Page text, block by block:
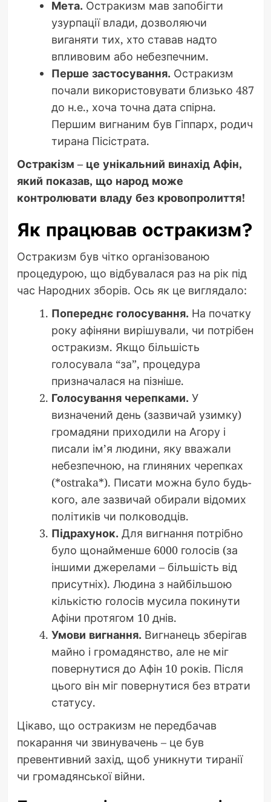
Мета. Остракизм мав запобігти
узурпації влади, дозволяючи
виганяти тих, хто ставав надто
впливовим або небезпечним.
Перше застосування. Остракизм
почали використовувати близько 487
до н.е., хоча точна дата спірна.
Першим вигнаним був Гіппарх, родич
тирана Пісістрата.
Остракізм – це унікальний винахід Афін,
який показав, що народ може
контролювати владу без кровопролиття!
Як працював остракизм?
Остракизм був чітко організованою
процедурою, що відбувалася раз на рік під
час Народних зборів. Ось як це виглядало:
Попереднє голосування. На початку
року афіняни вирішували, чи потрібен
остракизм. Якщо більшість
голосувала “за”, процедура
призначалася на пізніше.
Голосування черепками. У
визначений день (зазвичай узимку)
громадяни приходили на Агору і
писали ім’я людини, яку вважали
небезпечною, на глиняних черепках
(*ostraka*). Писати можна було будь-
кого, але зазвичай обирали відомих
політиків чи полководців.
Підрахунок. Для вигнання потрібно
було щонайменше 6000 голосів (за
іншими джерелами – більшість від
присутніх). Людина з найбільшою
кількістю голосів мусила покинути
Афіни протягом 10 днів.
Умови вигнання. Вигнанець зберігав
майно і громадянство, але не міг
повернутися до Афін 10 років. Після
цього він міг повернутися без втрати
статусу.
Цікаво, що остракизм не передбачав
покарання чи звинувачень – це був
превентивний захід, щоб уникнути тиранії
чи громадянської війни.